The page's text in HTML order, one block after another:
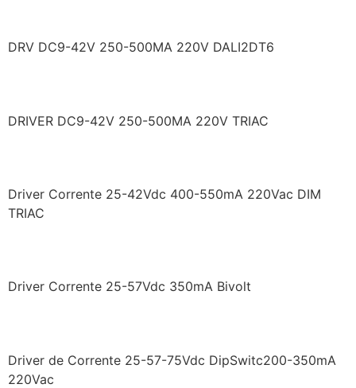
DRV DC9-42V 250-500MA 220V DALI2DT6
DRIVER DC9-42V 250-500MA 220V TRIAC
Driver Corrente 25-42Vdc 400-550mA 220Vac DIM
TRIAC
Driver Corrente 25-57Vdc 350mA Bivolt
Driver de Corrente 25-57-75Vdc DipSwitc200-350mA
220Vac